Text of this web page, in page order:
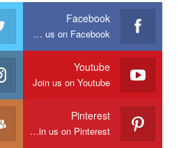
Facebook
Join us on Facebook
Youtube
Join us on Youtube
Pinterest
Join us on Pinterest